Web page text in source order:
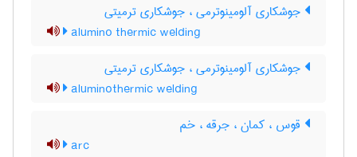
جوشکاری آلومینوترمی ، جوشکاری ترمیتی
alumino thermic welding
جوشکاری آلومینوترمی ، جوشکاری ترمیتی
aluminothermic welding
قوس ، کمان ، جرقه ، خم
arc